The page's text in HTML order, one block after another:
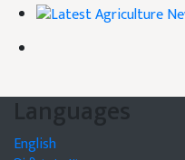
Languages
English